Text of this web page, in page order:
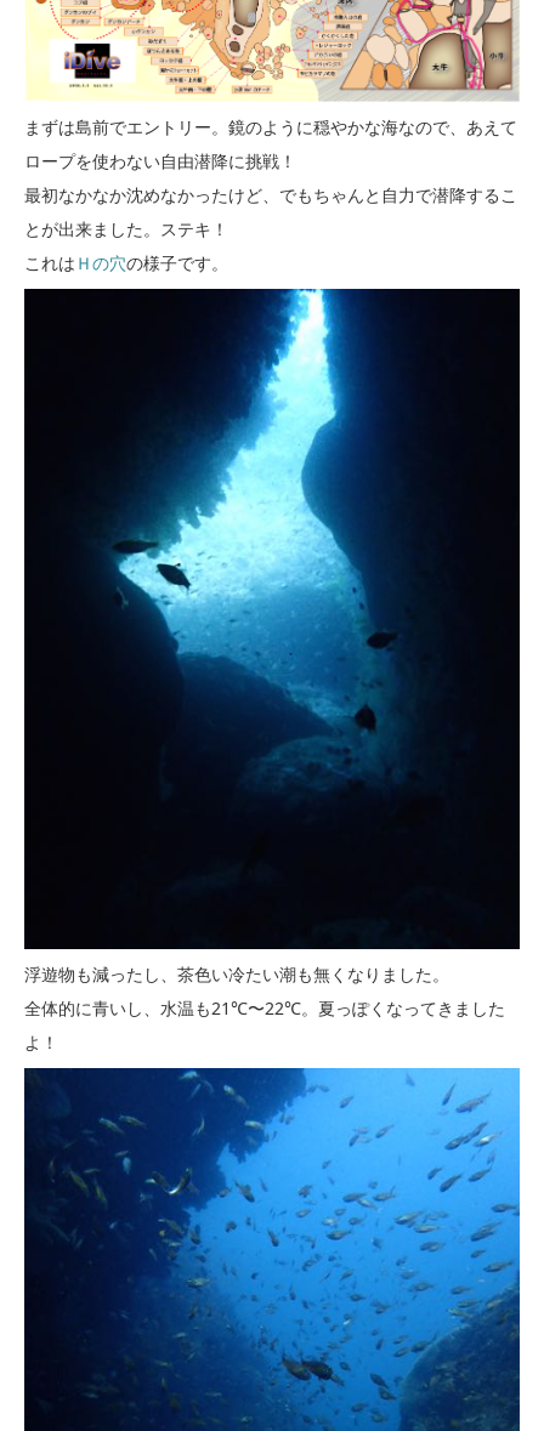
まずは島前でエントリー。鏡のように穏やかな海なので、あえて
ロープを使わない自由潜降に挑戦！
最初なかなか沈めなかったけど、でもちゃんと自力で潜降するこ
とが出来ました。ステキ！
これは Ｈの穴の様子です。
浮遊物も減ったし、茶色い冷たい潮も無くなりました。
全体的に青いし、水温も21℃〜22℃。夏っぽくなってきました
よ！